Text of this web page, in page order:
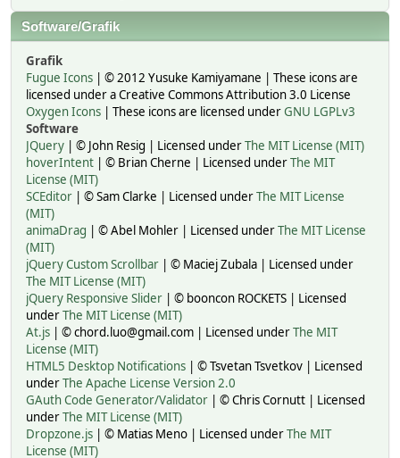
Software/Grafik
Grafik
Fugue Icons | © 2012 Yusuke Kamiyamane | These icons are
licensed under a Creative Commons Attribution 3.0 License
Oxygen Icons | These icons are licensed underGNU LGPLv3
Software
JQuery | © John Resig | Licensed underThe MIT License (MIT)
hoverIntent | © Brian Cherne | Licensed underThe MIT
License (MIT)
SCEditor | © Sam Clarke | Licensed underThe MIT License
(MIT)
animaDrag | © Abel Mohler | Licensed underThe MIT License
(MIT)
jQuery Custom Scrollbar | © Maciej Zubala | Licensed under
The MIT License (MIT)
jQuery Responsive Slider | © booncon ROCKETS | Licensed
underThe MIT License (MIT)
At.js | © chord.luo@gmail.com | Licensed underThe MIT
License (MIT)
HTML5 Desktop Notifications | © Tsvetan Tsvetkov | Licensed
underThe Apache License Version 2.0
GAuth Code Generator/Validator | © Chris Cornutt | Licensed
underThe MIT License (MIT)
Dropzone.js | © Matias Meno | Licensed underThe MIT
License (MIT)